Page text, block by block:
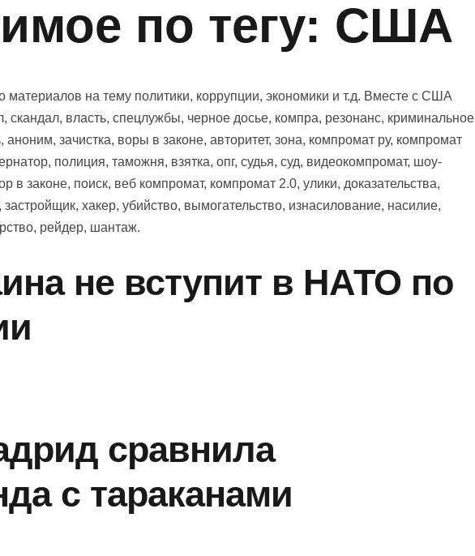
по тегу: США
на тему политики, коррупции, экономики и т.д. Вместе с США
власть, спецлужбы, черное досье, компра, резонанс, криминальное
зачистка, воры в законе, авторитет, зона, компромат ру, компромат
полиция, таможня, взятка, опг, судья, суд, видеокомпромат, шоу-
в законе, поиск, веб компромат, компромат 2.0, улики, доказательства,
хакер, убийство, вымогательство, изнасилование, насилие,
рейдер, шантаж.
не вступит в НАТО по
сравнила
с тараканами